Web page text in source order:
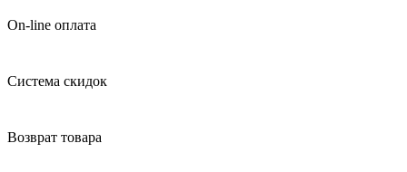
On-line оплата
Система скидок
Возврат товара